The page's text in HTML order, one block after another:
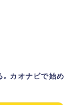
カオナビで始め